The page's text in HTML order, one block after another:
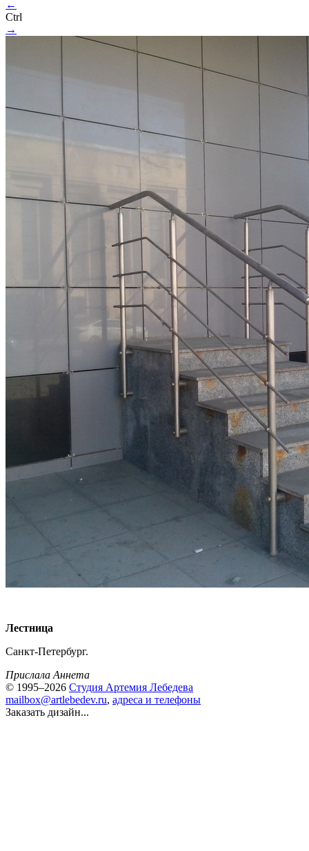
←
Ctrl
→
Лестница
Санкт-Петербург.
Прислала Аннета
© 1995–2026 Студия Артемия Лебедева
mailbox@artlebedev.ru, адреса и телефоны
Заказать дизайн...